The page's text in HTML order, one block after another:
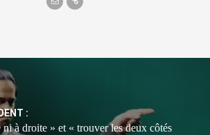
:
à droite » et « trouver les deux côtés